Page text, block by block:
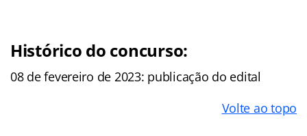
Histórico do concurso:
08 de fevereiro de 2023: publicação do edital
Volte ao topo